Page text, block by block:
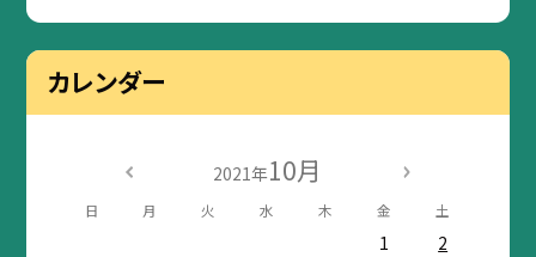
カレンダー
2021年10月
日 月 火 水 木 金 土
1
2